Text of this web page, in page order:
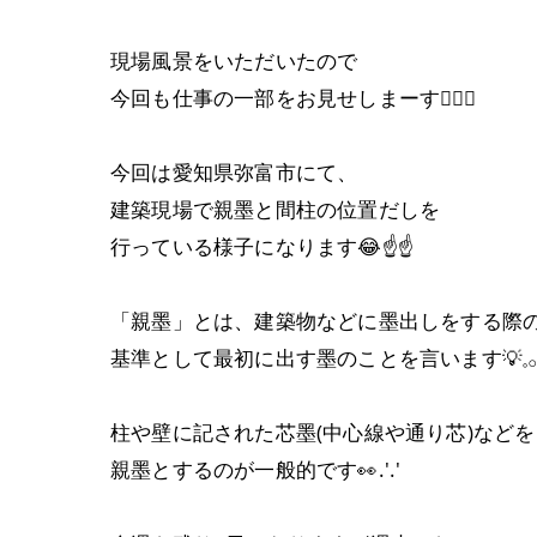
現場風景をいただいたので
今回も仕事の一部をお見せしまーす👷🏼‍♂️
今回は愛知県弥富市にて、
建築現場で親墨と間柱の位置だしを
行っている様子になります😂☝☝
「親墨」とは、建築物などに墨出しをする際
基準として最初に出す墨のことを言います
柱や壁に記された芯墨(中心線や通り芯)などを
親墨とするのが一般的です👀.′.′